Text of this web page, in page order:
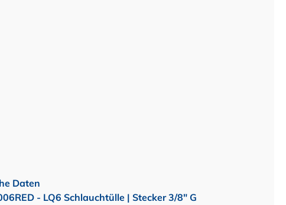
Daten
- LQ6 Schlauchtülle | Stecker 3/8" G